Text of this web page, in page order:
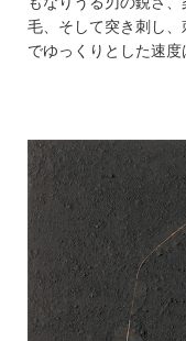
毛、そして突き刺し
でゆっくりとした速度